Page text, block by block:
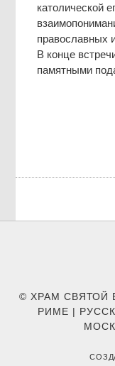
католической
православных
В конце
памятными
© ХРАМ СВЯТОЙ
РИМЕ |